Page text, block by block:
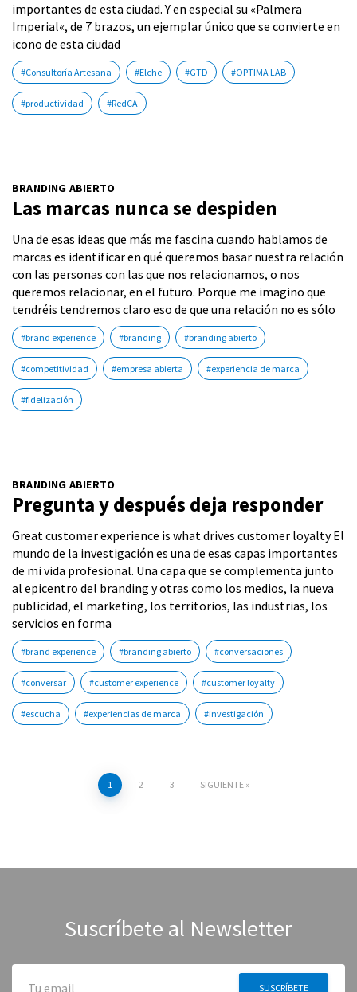
importantes de esta ciudad. Y en especial su «Palmera
Imperial«, de 7 brazos, un ejemplar único que se convierte en
icono de esta ciudad
#Consultoría Artesana #Elche #GTD #OPTIMA LAB
#productividad #RedCA
BRANDING ABIERTO
Las marcas nunca se despiden
Una de esas ideas que más me fascina cuando hablamos de
marcas es identificar en qué queremos basar nuestra relación
con las personas con las que nos relacionamos, o nos
queremos relacionar, en el futuro. Porque me imagino que
tendréis tendremos claro eso de que una relación no es sólo
#brand experience #branding #branding abierto
#competitividad #empresa abierta #experiencia de marca
#fidelización
BRANDING ABIERTO
Pregunta y después deja responder
Great customer experience is what drives customer loyalty El
mundo de la investigación es una de esas capas importantes
de mi vida profesional. Una capa que se complementa junto
al epicentro del branding y otras como los medios, la nueva
publicidad, el marketing, los territorios, las industrias, los
servicios en forma
#brand experience #branding abierto #conversaciones
#conversar #customer experience #customer loyalty
#escucha #experiencias de marca #investigación
Navegación
1 2 3 SIGUIENTE
Suscríbete al Newsletter